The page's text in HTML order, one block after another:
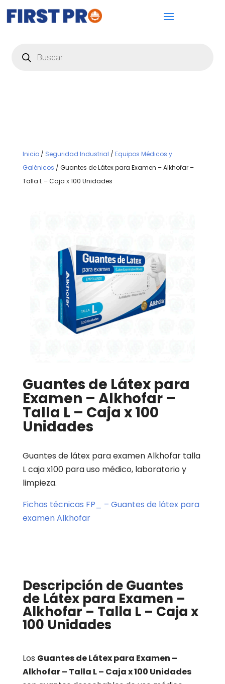
productos
Inicio/ Seguridad Industrial / Equipos Médicos y
Galénicos / Guantes de Látex para Examen – Alkhofar –
Talla L – Caja x 100 Unidades
Guantes de Látex para
Examen – Alkhofar –
Talla L – Caja x 100
Unidades
Guantes de látex para examen Alkhofar talla
L caja x100 para uso médico, laboratorio y
limpieza.
Fichas técnicas FP_ – Guantes de látex para
examen Alkhofar
Descripción de Guantes
de Látex para Examen –
Alkhofar – Talla L – Caja x
100 Unidades
Los Guantes de Látex para Examen –
Alkhofar – Talla L – Caja x 100 Unidades